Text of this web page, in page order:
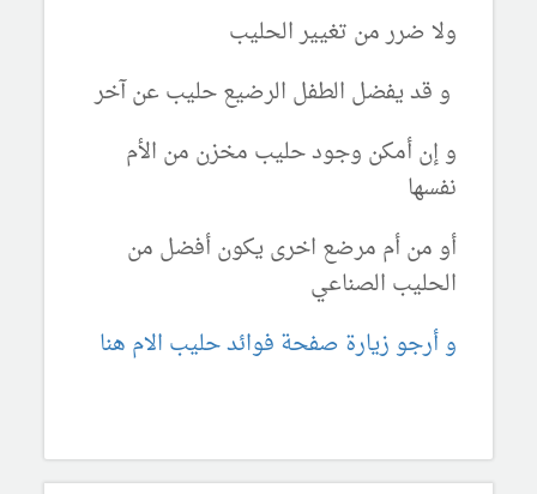
ولا ضرر من تغيير الحليب
و قد يفضل الطفل الرضيع حليب عن آخر
و إن أمكن وجود حليب مخزن من الأم
نفسها
أو من أم مرضع اخرى يكون أفضل من
الحليب الصناعي
و أرجو زيارة صفحة فوائد حليب الام هنا